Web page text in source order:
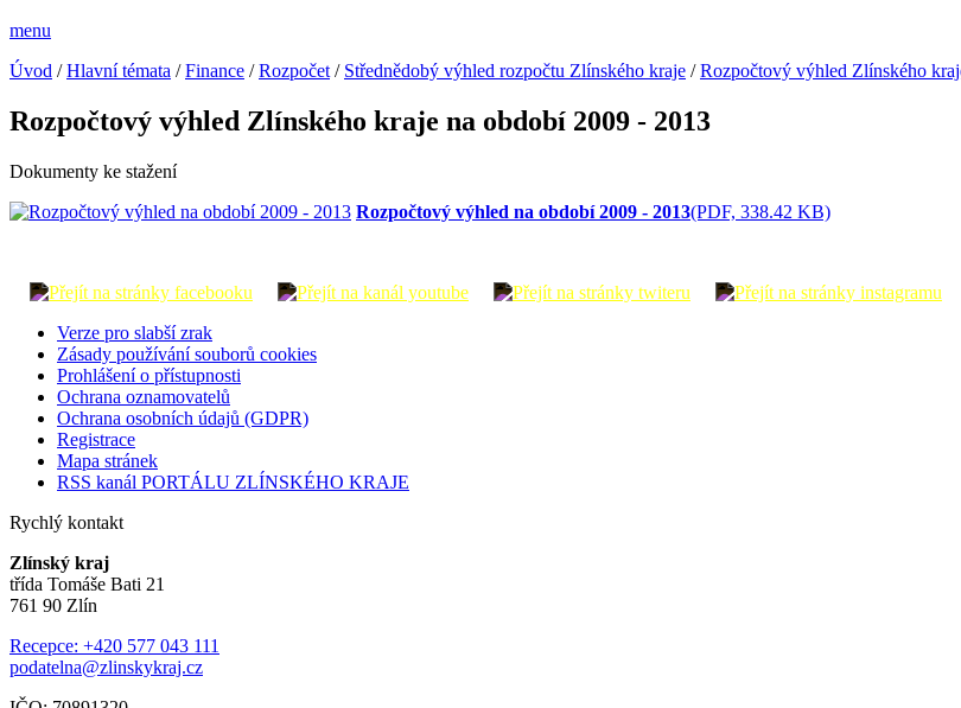
menu
Úvod /Hlavní témata /Finance /Rozpočet / Střednědobý výhled rozpočtu Zlínského kraje /Rozpočtový výhled Zlínského
Rozpočtový výhled Zlínského kraje na období 2009 - 2013
Dokumenty ke stažení
Rozpočtový výhled na období 2009 - 2013(PDF, 338.42 KB)
Verze pro slabší zrak
Zásady používání souborů cookies
Prohlášení o přístupnosti
Ochrana oznamovatelů
Ochrana osobních údajů (GDPR)
Registrace
Mapa stránek
RSS kanál PORTÁLU ZLÍNSKÉHO KRAJE
Rychlý kontakt
Zlínský kraj
třída Tomáše Bati 21
761 90 Zlín
Recepce: +420 577 043 111
podatelna@zlinskykraj.cz